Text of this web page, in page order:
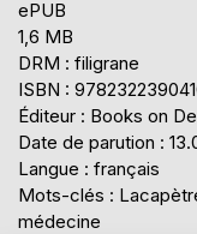
ePUB
1,6 MB
DRM : filigrane
ISBN :
Éditeur : Books on
Date de parution :
Langue : français
Mots-clés :
médecine